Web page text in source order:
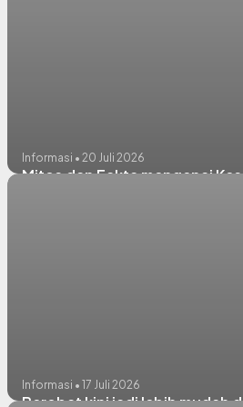
Informasi • 20 Juli 2026
Mitos dan Fakta mengenai
Informasi • 17 Juli 2026
Berobat kini jadi lebih mudah